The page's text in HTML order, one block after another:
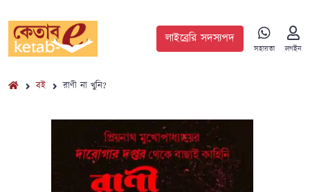
লাইব্রেরি সদস্যপদ
সহায়তা লগইন
বই রাণী না খুনি?